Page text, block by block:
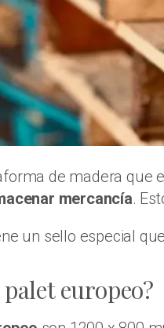
de madera que
mercancía.
un sello especial
europeo?